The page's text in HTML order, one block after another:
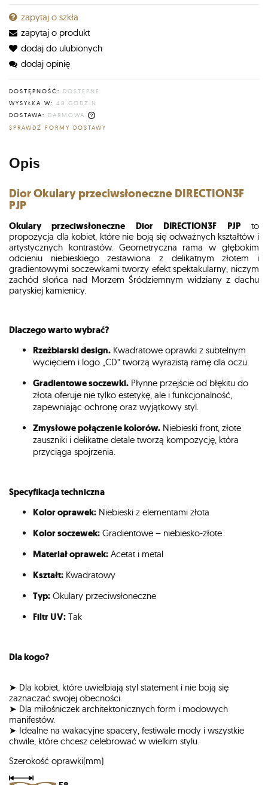
zapytaj o szkła
zapytaj o produkt
dodaj do ulubionych
dodaj opinię
DOSTĘPNOŚĆ:
DOSTĘPNE
WYSYŁKA W: 48 GODZIN
DOSTAWA:
DARMOWA
CENA NIE ZAWIERA EWENTUALNYCH KOSZTÓW PŁATNOŚCI
SPRAWDŹ FORMY DOSTAWY
Opis
DiorOkulary przeciwsłoneczne DIRECTION3F
PJP
Okulary przeciwsłoneczne Dior DIRECTION3F PJPto
propozycja dla kobiet, które nie boją się odważnych kształtów i
artystycznych kontrastów. Geometryczna rama w głębokim
odcieniu niebieskiego zestawiona z delikatnym złotem i
gradientowymi soczewkami tworzy efekt spektakularny, niczym
zachód słońca nad Morzem Śródziemnym widziany z dachu
paryskiej kamienicy.
Dlaczego warto wybrać?
Rzeźbiarski design. Kwadratowe oprawki z subtelnym
wycięciem i logo „CD” tworzą wyrazistą ramę dla oczu.
Gradientowe soczewki. Płynne przejście od błękitu do
złota oferuje nie tylko estetykę, ale i funkcjonalność,
zapewniając ochronę oraz wyjątkowy styl.
Zmysłowe połączenie kolorów. Niebieski front, złote
zauszniki i delikatne detale tworzą kompozycję, która
przyciąga spojrzenia.
Specyfikacja techniczna
Kolor oprawek: Niebieski z elementami złota
Kolor soczewek: Gradientowe – niebiesko-złote
Materiał oprawek: Acetat i metal
Kształt: Kwadratowy
Typ: Okulary przeciwsłoneczne
Filtr UV: Tak
Dla kogo?
➤ Dla kobiet, które uwielbiają styl statement i nie boją się
zaznaczać swojej obecności.
➤ Dla miłośniczek architektonicznych form i modowych
manifestów.
➤ Idealne na wakacyjne spacery, festiwale mody i wszystkie
chwile, które chcesz celebrować w wielkim stylu.
Szerokość oprawki(mm)